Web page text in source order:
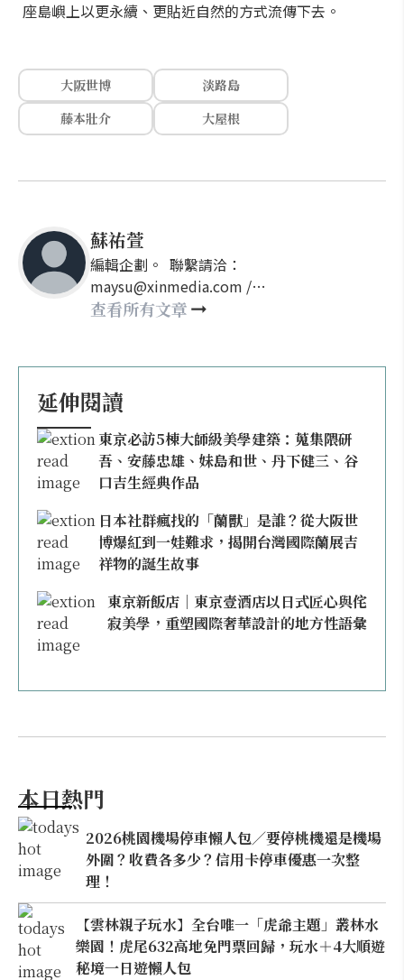
座島嶼上以更永續、更貼近自然的方式流傳下去。
大阪世博
淡路島
藤本壯介
大屋根
蘇祐萱
編輯企劃。 聯繫請洽：
maysu@xinmedia.com /
may860527@gmail.com
查看所有文章
延伸閱讀
東京必訪5棟大師級美學建築：蒐集隈研
吾、安藤忠雄、妹島和世、丹下健三、谷
口吉生經典作品
日本社群瘋找的「蘭獸」是誰？從大阪世
博爆紅到一娃難求，揭開台灣國際蘭展吉
祥物的誕生故事
東京新飯店｜東京壹酒店以日式匠心與侘
寂美學，重塑國際奢華設計的地方性語彙
本日熱門
2026桃園機場停車懶人包／要停桃機還是機場
外圍？收費各多少？信用卡停車優惠一次整
理！
【雲林親子玩水】全台唯一「虎爺主題」叢林水
樂園！虎尾632高地免門票回歸，玩水＋4大順遊
秘境一日遊懶人包